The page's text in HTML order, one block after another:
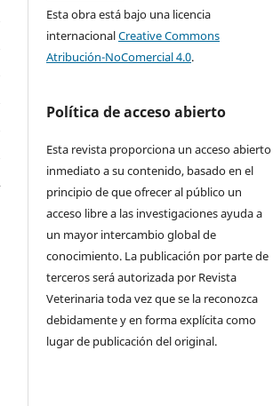
Esta obra está bajo una licencia
internacionalCreative Commons
Atribución-NoComercial 4.0.
Política de acceso abierto
Esta revista proporciona un acceso abierto
inmediato a su contenido, basado en el
principio de que ofrecer al público un
acceso libre a las investigaciones ayuda a
un mayor intercambio global de
conocimiento. La publicación por parte de
terceros será autorizada por Revista
Veterinaria toda vez que se la reconozca
debidamente y en forma explícita como
lugar de publicación del original.